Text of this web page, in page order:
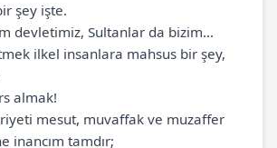
şey işte.
devletimiz, Sultanlar da bizim…
ilkel insanlara mahsus bir şey,
almak!
mesut, muvaffak ve muzaffer
inancım tamdır;